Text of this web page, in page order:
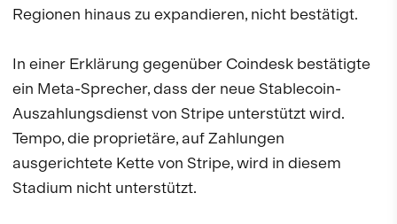
Regionen hinaus zu expandieren, nicht bestätigt.
In einer Erklärung gegenüber Coindesk bestätigte
ein Meta-Sprecher, dass der neue Stablecoin-
Auszahlungsdienst von Stripe unterstützt wird.
Tempo, die proprietäre, auf Zahlungen
ausgerichtete Kette von Stripe, wird in diesem
Stadium nicht unterstützt.